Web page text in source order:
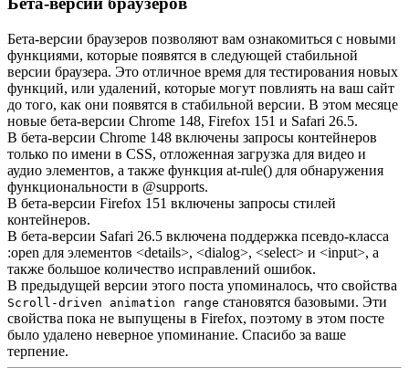
Бета-версии браузеров позволяют вам ознакомиться с новыми
функциями, которые появятся в следующей стабильной
версии браузера. Это отличное время для тестирования новых
функций, или удалений, которые могут повлиять на ваш сайт
до того, как они появятся в стабильной версии. В этом месяце
новые бета-версии Chrome 148, Firefox 151 и Safari 26.5.
В бета-версии Chrome 148 включены запросы контейнеров
только по имени в CSS, отложенная загрузка для видео и
аудио элементов, а также функция at-rule() для обнаружения
функциональности в @supports.
В бета-версии Firefox 151 включены запросы стилей
контейнеров.
В бета-версии Safari 26.5 включена поддержка псевдо-класса
:open для элементов <details>, <dialog>, <select> и <input>, а
также большое количество исправлений ошибок.
В предыдущей версии этого поста упоминалось, что свойства
Scroll-driven animation range становятся базовыми. Эти
свойства пока не выпущены в Firefox, поэтому в этом посте
было удалено неверное упоминание. Спасибо за ваше
терпение.